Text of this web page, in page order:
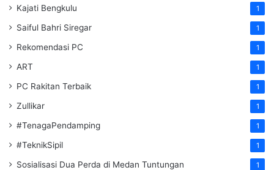
Kajati Bengkulu 1
Saiful Bahri Siregar 1
Rekomendasi PC 1
ART 1
PC Rakitan Terbaik 1
Zullikar 1
#TenagaPendamping 1
#TeknikSipil 1
Sosialisasi Dua Perda di Medan Tuntungan 1